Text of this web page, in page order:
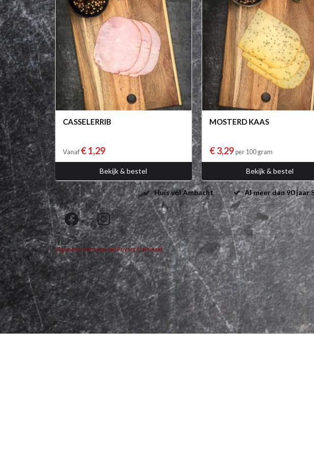
CASSELERRIB
Vanaf € 1,29
Bekijk & bestel
MOSTERD KAAS
€ 3,29 per 100 gram
Bekijk & bestel
Huis vol Ambacht Al meer dan 90 jaar
Algemene voorwaarden Privacy Statement